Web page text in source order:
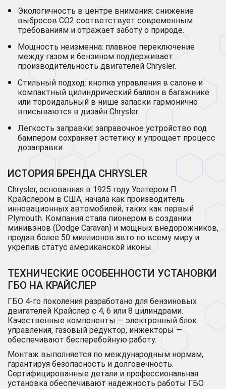
Экологичность в центре внимания: снижение
выбросов CO2 соответствует современным
требованиям и отражает заботу о природе.
Мощность неизменна: плавное переключение
между газом и бензином поддерживает
производительность двигателей Chrysler.
Стильный подход: кнопка управления в салоне и
компактный цилиндрический баллон в багажнике
или тороидальный в нише запаски гармонично
вписываются в дизайн Chrysler.
Легкость заправки: заправочное устройство под
бампером сохраняет эстетику и упрощает процесс
дозаправки.
ИСТОРИЯ БРЕНДА CHRYSLER
Chrysler, основанная в 1925 году Уолтером П.
Крайслером в США, начала как производитель
инновационных автомобилей, таких как первый
Plymouth. Компания стала пионером в создании
минивэнов (Dodge Caravan) и мощных внедорожников,
продав более 50 миллионов авто по всему миру и
укрепив статус американской иконы.
ТЕХНИЧЕСКИЕ ОСОБЕННОСТИ УСТАНОВКИ
ГБО НА КРАЙСЛЕР
ГБО 4-го поколения разработано для бензиновых
двигателей Крайслер с 4, 6 или 8 цилиндрами.
Качественные компоненты — электронный блок
управления, газовый редуктор, инжекторы —
обеспечивают бесперебойную работу.
Монтаж выполняется по международным нормам,
гарантируя безопасность и долговечность.
Сертифицированные детали и профессиональная
установка обеспечивают надежность работы ГБО.